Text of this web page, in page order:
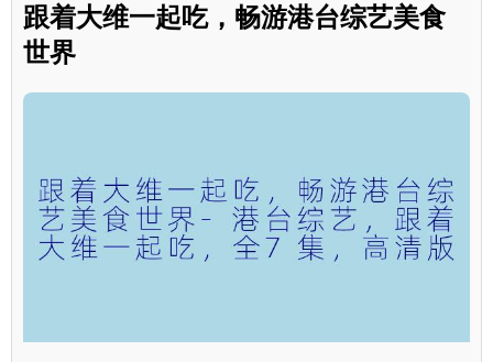
跟着大维一起吃，畅游港台综艺美食
世界